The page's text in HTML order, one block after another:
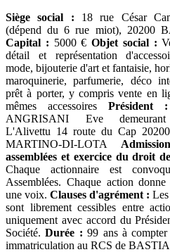
Siège social : 18 rue César
(dépend du 6 rue miot), 20200
Capital : 5000 € Objet social :
détail et représentation
mode, bijouterie d'art et fantaisie,
maroquinerie, parfumerie, déco
prêt à porter, y compris vente en
mêmes accessoires Président :
ANGRISANI Eve
L'Alivettu 14 route du Cap
MARTINO-DI-LOTA
assemblées et exercice du droit
Chaque actionnaire est
Assemblées. Chaque action
une voix. Clauses d'agrément :
sont librement cessibles entre
uniquement avec accord du
Société.Durée : 99 ans à
immatriculation au RCS de